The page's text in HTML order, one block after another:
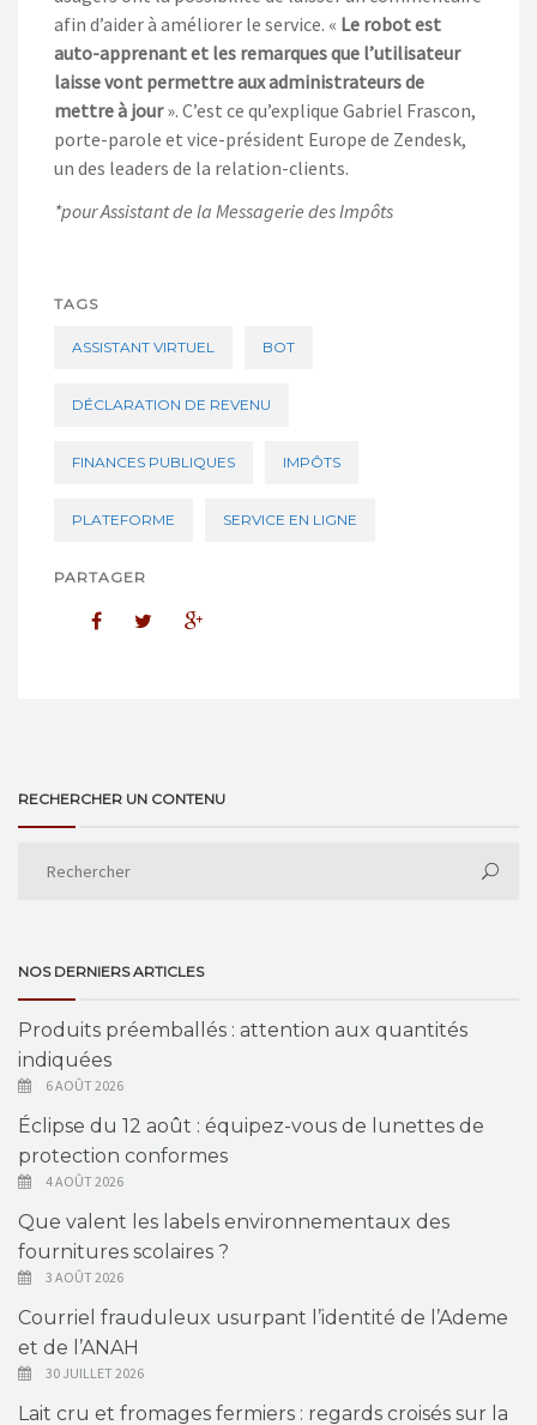
afin d’aider à améliorer le service. « Le robot est
auto-apprenant et les remarques que l’utilisateur
laisse vont permettre aux administrateurs de
mettre à jour». C’est ce qu’explique Gabriel Frascon,
porte-parole et vice-président Europe de Zendesk,
un des leaders de la relation-clients.
*pour Assistant de la Messagerie des Impôts
TAGS
ASSISTANT VIRTUEL BOT
DÉCLARATION DE REVENU
FINANCES PUBLIQUES IMPÔTS
PLATEFORME SERVICE EN LIGNE
PARTAGER
RECHERCHER UN CONTENU
NOS DERNIERS ARTICLES
Produits préemballés : attention aux quantités
indiquées
6 AOÛT 2026
Éclipse du 12 août : équipez-vous de lunettes de
protection conformes
4 AOÛT 2026
Que valent les labels environnementaux des
fournitures scolaires ?
3 AOÛT 2026
Courriel frauduleux usurpant l’identité de l’Ademe
et de l’ANAH
30 JUILLET 2026
Lait cru et fromages fermiers : regards croisés sur la